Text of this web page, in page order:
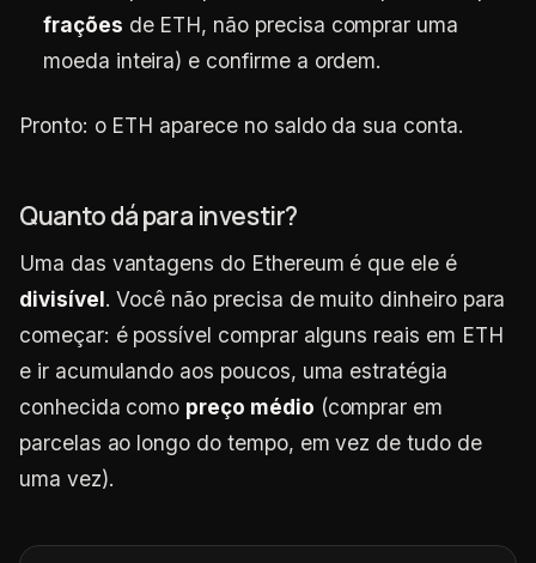
frações de ETH, não precisa comprar uma
moeda inteira) e confirme a ordem.
Pronto: o ETH aparece no saldo da sua conta.
Quanto dá para investir?
Uma das vantagens do Ethereum é que ele é
divisível. Você não precisa de muito dinheiro para
começar: é possível comprar alguns reais em ETH
e ir acumulando aos poucos, uma estratégia
conhecida como preço médio (comprar em
parcelas ao longo do tempo, em vez de tudo de
uma vez).